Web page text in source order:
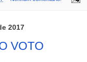
2017
VOTO